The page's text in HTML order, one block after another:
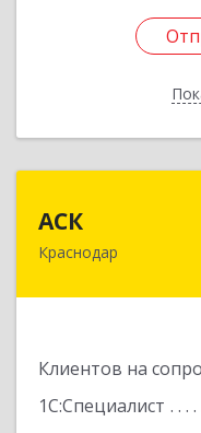
АСК
Краснодар
Клиентов на
1С:Специалист
350900,